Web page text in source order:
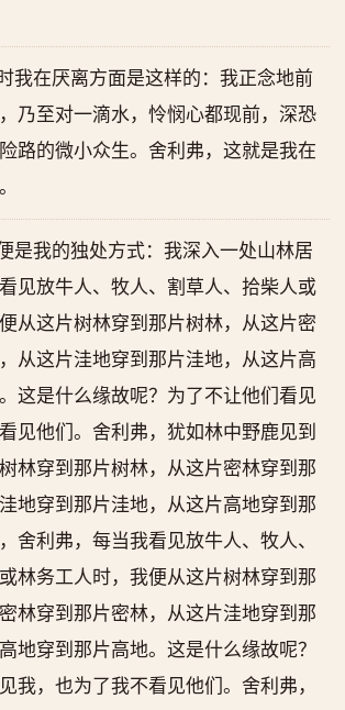
我在厌离方面是这样的：我正念地前
乃至对一滴水，怜悯心都现前，深恐
路的微小众生。舍利弗，这就是我在
是我的独处方式：我深入一处山林居
见放牛人、牧人、割草人、拾柴人或
从这片树林穿到那片树林，从这片密
从这片洼地穿到那片洼地，从这片高
这是什么缘故呢？为了不让他们看见
见他们。舍利弗，犹如林中野鹿见到
林穿到那片树林，从这片密林穿到那
地穿到那片洼地，从这片高地穿到那
舍利弗，每当我看见放牛人、牧人、
林务工人时，我便从这片树林穿到那
林穿到那片密林，从这片洼地穿到那
地穿到那片高地。这是什么缘故呢？
我，也为了我不看见他们。舍利弗，